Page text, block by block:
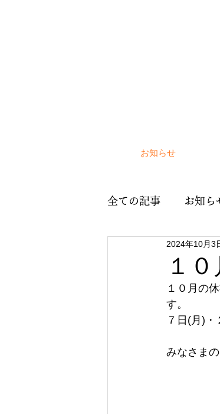
お知らせ
全ての記事 お知ら
１
2024年10月3
１０月の
す。
７日(月)
みなさま